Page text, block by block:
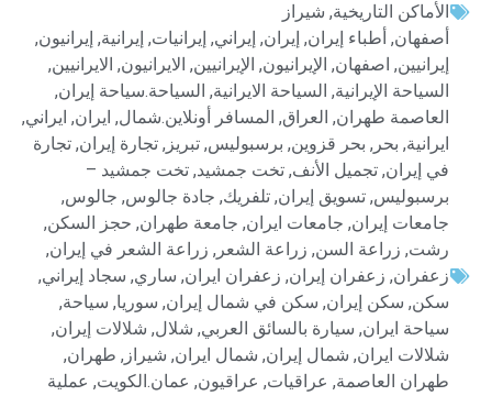
الأماكن التاريخية,شیراز
أصفهان,أطباء إيران,إيران,إيراني, إيرانيات,إيرانية,إيرانيون,
إيرانيين,اصفهان,الإيرانيون,الإيرانيين,الايرانيون,الايرانيين,
السياحة الإيرانية,السياحة الايرانية,السياحة.سياحة إيران,
العاصمة طهران,العراق,المسافر أونلاين.شمال, ايران,ايراني,
ايرانية,بحر, بحر قزوين,برسبوليس, تبريز, تجارة إيران,تجارة
في إيران,تجميل الأنف,تخت جمشيد,تخت جمشيد –
برسبوليس, تسويق إيران,تلفريك,جادة جالوس, جالوس,
جامعات إيران,جامعات ايران,جامعة طهران,حجز السكن,
رشت,زراعة السن,زراعة الشعر, زراعة الشعر في إيران,
زعفران,زعفران إيران,زعفران ايران,ساري,سجاد إيراني,
سكن,سكن إيران,سكن في شمال إيران,سوريا ,سياحة,
سياحة ايران,سيارة بالسائق العربي, شلال, شلالات إيران,
شلالات ايران,شمال إيران,شمال ايران,شيراز , طهران,
طهران العاصمة,عراقيات,عراقيون,عمان.الكويت,عملية